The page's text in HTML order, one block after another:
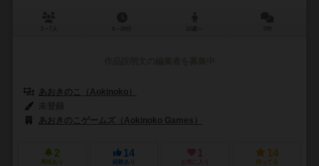
あおきのこ（Aokinoko）
あおきのこゲームズ（Aokinoko Games）
2
興味あり
14
経験あり
1
お気に入り
14
持ってる